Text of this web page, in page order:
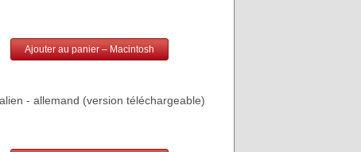
Ajouter au panier – Macintosh
- allemand (version téléchargeable)